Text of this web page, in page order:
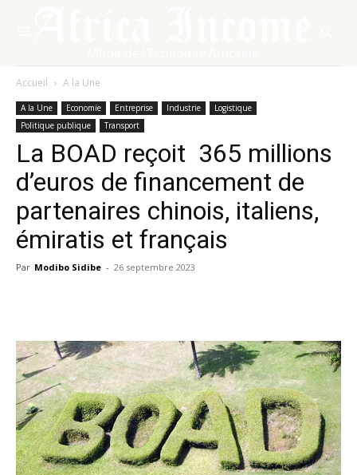
Accueil A la Une
A la Une Economie Entreprise Industrie
Logistique
Politique publique
Transport
La BOAD reçoit 365 millions
d’euros de financement de
partenaires chinois, italiens,
émiratis et français
Par Modibo Sidibe - 26 septembre 2023